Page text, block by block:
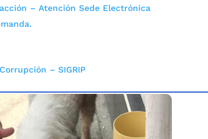
– Atención Sede Electrónica
– SIGRIP
Alimentación perros y gatos